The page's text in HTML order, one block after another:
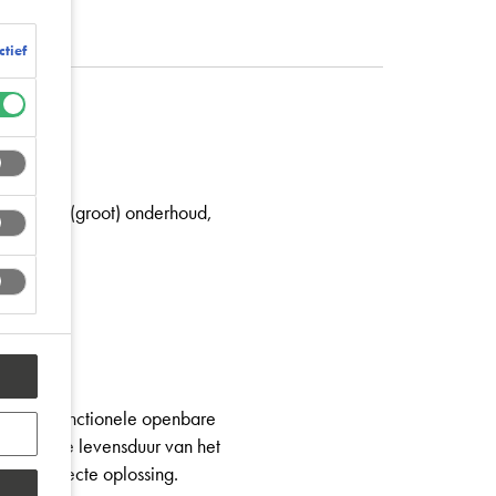
tijdens (groot) onderhoud,
Functionele openbare
die de levensduur van het
de perfecte oplossing.